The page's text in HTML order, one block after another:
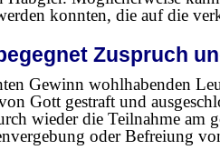
konnten, die auf die
Zuspruch
Gewinn wohlhabenden
Gott gestraft und
wieder die Teilnahme am
oder Befreiung